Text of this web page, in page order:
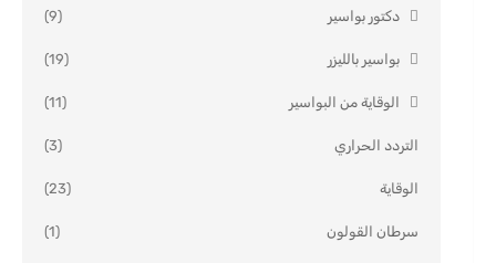
دكتور بواسير (9)
بواسير بالليزر (19)
الوقاية من البواسير (11)
التردد الحراري (3)
الوقاية (23)
سرطان القولون (1)